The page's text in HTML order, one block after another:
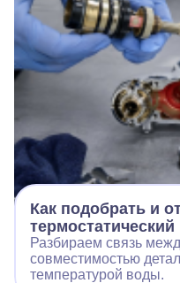
Как подобрать и
Разбираем связь
совместимостью
температурой воды.